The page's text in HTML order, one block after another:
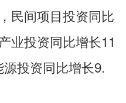
民间项目投资同比
业投资同比增长11
投资同比增长9.